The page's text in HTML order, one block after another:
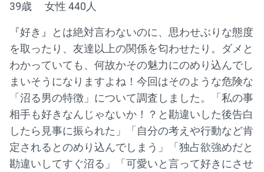
39歳 女性 440人
『好き』とは絶対言わないのに、思わせぶりな態度
を取ったり、友達以上の関係を匂わせたり。ダメと
わかっていても、何故かその魅力にのめり込んでし
まいそうになりますよね！今回はそのような危険な
「沼る男の特徴」について調査しました。「私の事
相手も好きなんじゃないか！？と勘違いした後告白
したら見事に振られた」「自分の考えや行動など肯
定されるとのめり込んでしまう」「独占欲強めだと
勘違いしてすぐ沼る」「可愛いと言って好きにさせ